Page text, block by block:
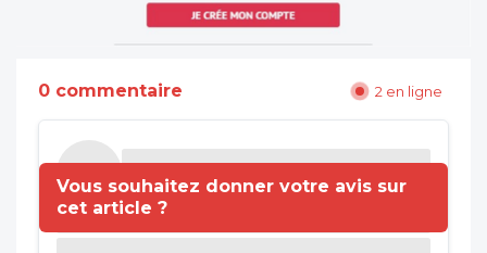
0 commentaire 2 en ligne
Vous souhaitez donner votre avis sur
cet article ?